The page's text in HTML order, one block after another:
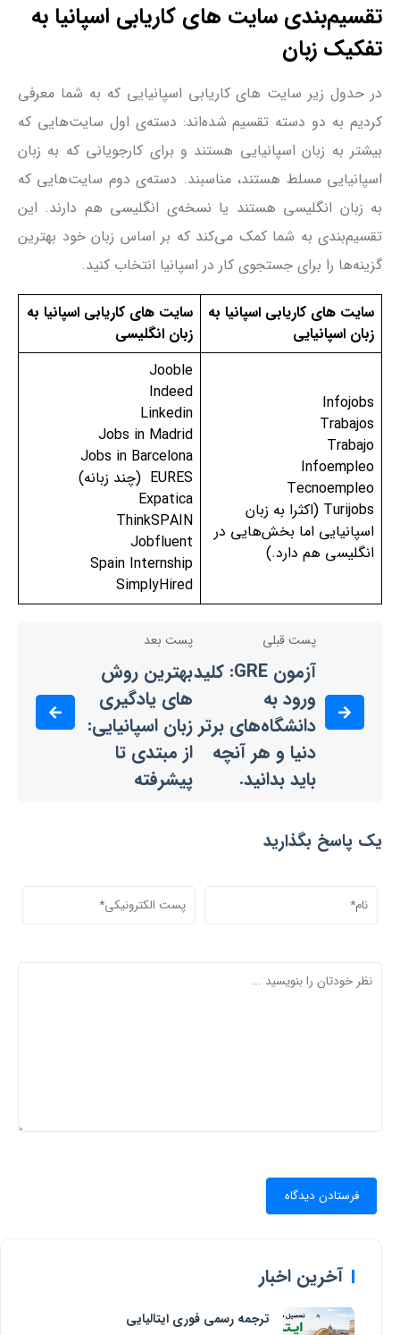
تقسیم‌بندی سایت‌ های کاریابی اسپانیا به
تفکیک زبان
در حدول زیر سایت‌ های کاریابی اسپانیایی که به شما معرفی
کردیم به دو دسته تقسیم شده‌اند: دسته‌ی اول سایت‌هایی که
بیشتر به زبان اسپانیایی هستند و برای کارجویانی که به زبان
اسپانیایی مسلط هستند، مناسبند. دسته‌ی دوم سایت‌هایی که
به زبان انگلیسی هستند یا نسخه‌ی انگلیسی هم دارند. این
تقسیم‌بندی به شما کمک می‌کند که بر اساس زبان خود بهترین
گزینه‌ها را برای جستجوی کار در اسپانیا انتخاب کنید.
سایت‌ های کاریابی اسپانیا به
زبان اسپانیایی
سایت‌ های کاریابی اسپانیا به
زبان انگلیسی
Infojobs
Trabajos
Trabajo
Infoempleo
Tecnoempleo
Turijobs (اکثرا به زبان
اسپانیایی اما بخش‌هایی در
انگلیسی هم دارد.)
Jooble
Indeed
Linkedin
Jobs in Madrid
Jobs in Barcelona
EURES (چند زبانه)
Expatica
ThinkSPAIN
Jobfluent
Spain Internship
SimplyHired
پست قبلی
آزمون GRE: کلید
ورود به
دانشگاه‌های برتر
دنیا و هر آنچه
باید بدانید.
پست بعد
بهترین روش‌
های یادگیری
زبان اسپانیایی:
از مبتدی تا
پیشرفته
یک پاسخ بگذارید
آخرین اخبار
ترجمه رسمی فوری ایتالیایی